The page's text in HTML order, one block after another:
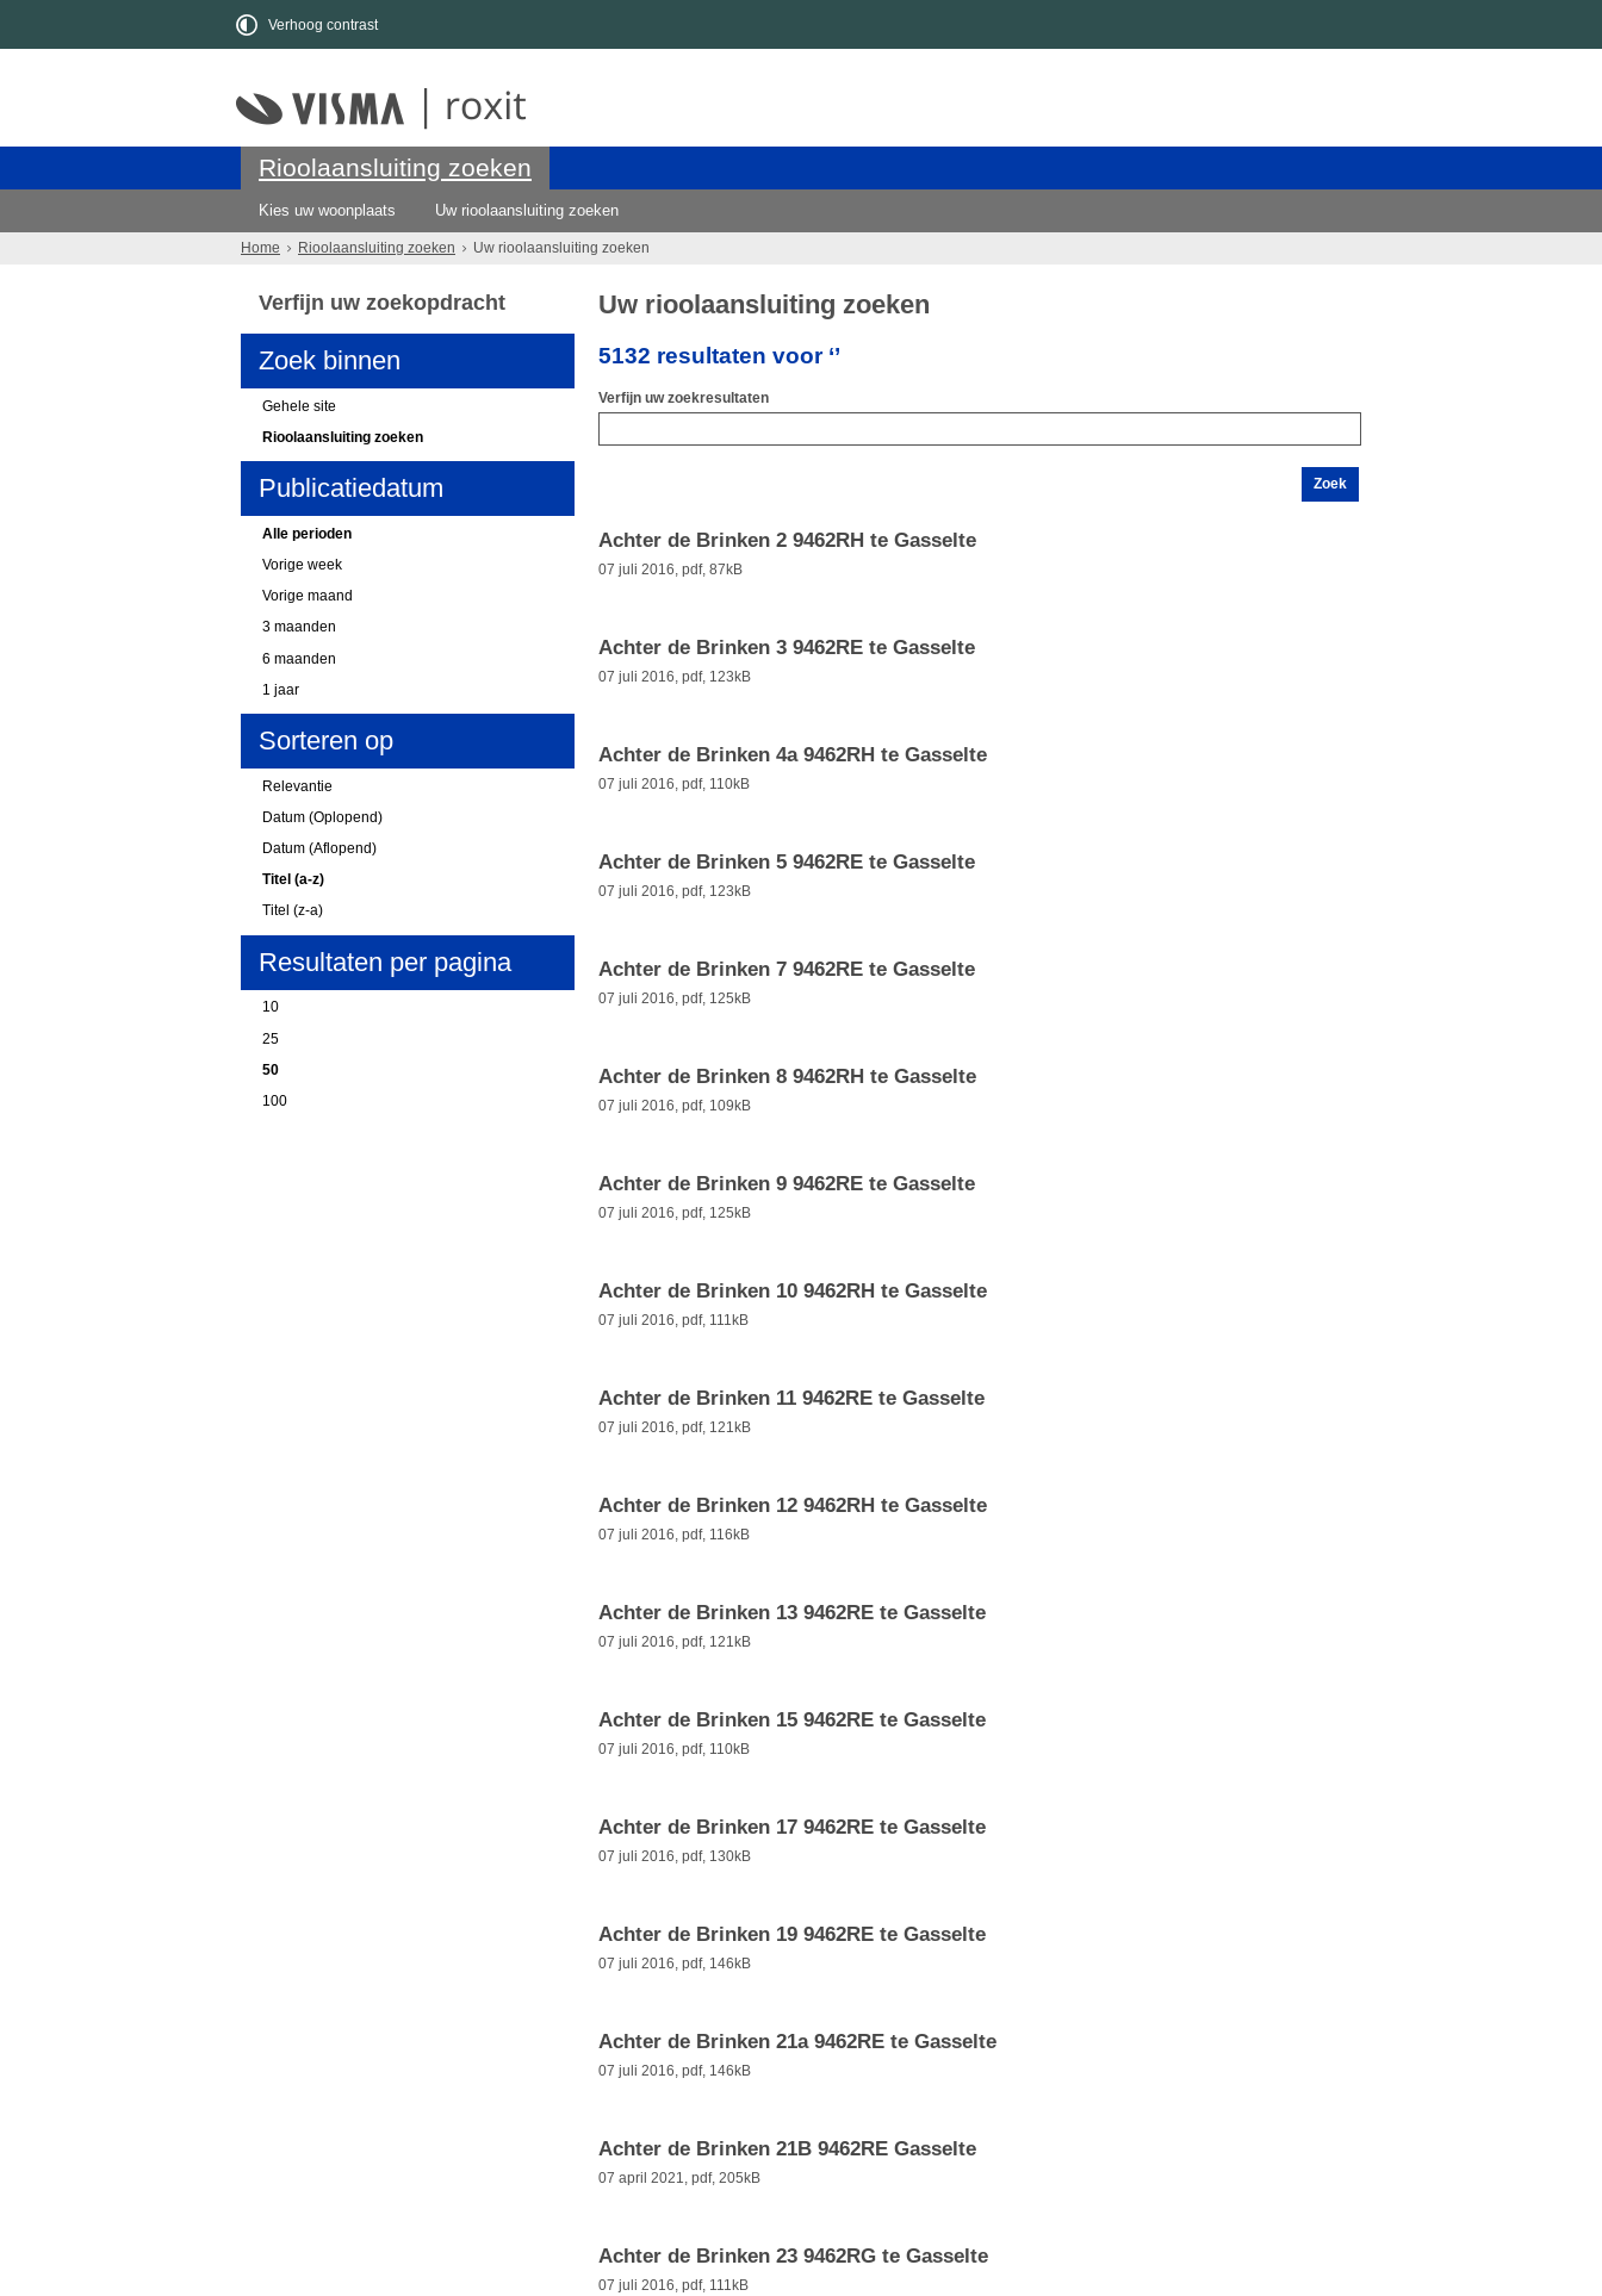
Verhoog contrast
Rioolaansluiting zoeken
Kies uw woonplaats Uw rioolaansluiting zoeken
Home Rioolaansluiting zoeken Uw rioolaansluiting zoeken
Uw rioolaansluiting zoeken
5132 resultaten voor ‘’
Verfijn uw zoekresultaten
Achter de Brinken 2 9462RH te Gasselte
07 juli 2016, pdf, 87kB
Achter de Brinken 3 9462RE te Gasselte
07 juli 2016, pdf, 123kB
Achter de Brinken 4a 9462RH te Gasselte
07 juli 2016, pdf, 110kB
Achter de Brinken 5 9462RE te Gasselte
07 juli 2016, pdf, 123kB
Achter de Brinken 7 9462RE te Gasselte
07 juli 2016, pdf, 125kB
Achter de Brinken 8 9462RH te Gasselte
07 juli 2016, pdf, 109kB
Achter de Brinken 9 9462RE te Gasselte
07 juli 2016, pdf, 125kB
Achter de Brinken 10 9462RH te Gasselte
07 juli 2016, pdf, 111kB
Achter de Brinken 11 9462RE te Gasselte
07 juli 2016, pdf, 121kB
Achter de Brinken 12 9462RH te Gasselte
07 juli 2016, pdf, 116kB
Achter de Brinken 13 9462RE te Gasselte
07 juli 2016, pdf, 121kB
Achter de Brinken 15 9462RE te Gasselte
07 juli 2016, pdf, 110kB
Achter de Brinken 17 9462RE te Gasselte
07 juli 2016, pdf, 130kB
Achter de Brinken 19 9462RE te Gasselte
07 juli 2016, pdf, 146kB
Achter de Brinken 21a 9462RE te Gasselte
07 juli 2016, pdf, 146kB
Achter de Brinken 21B 9462RE Gasselte
07 april 2021, pdf, 205kB
Achter de Brinken 23 9462RG te Gasselte
07 juli 2016, pdf, 111kB
Verfijn uw zoekopdracht
Zoek binnen
Gehele site
Rioolaansluiting zoeken
Publicatiedatum
Alle perioden
Vorige week
Vorige maand
3 maanden
6 maanden
1 jaar
Sorteren op
Relevantie
Datum (Oplopend)
Datum (Aflopend)
Titel (a-z)
Titel (z-a)
Resultaten per pagina
10
25
50
100